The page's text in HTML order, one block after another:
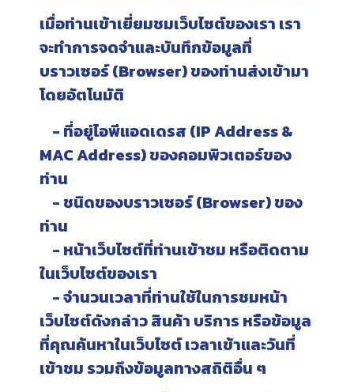
เมื่อท่านเข้าเยี่ยมชมเว็บไซต์ของเรา เรา
จะทำการจดจำและบันทึกข้อมูลที่
บราวเซอร์ (Browser) ของท่านส่งเข้ามา
โดยอัตโนมัติ
- ที่อยู่ไอพีแอดเดรส (IP Address &
MAC Address) ของคอมพิวเตอร์ของ
ท่าน
- ชนิดของบราวเซอร์ (Browser) ของ
ท่าน
- หน้าเว็บไซต์ที่ท่านเข้าชม หรือติดตาม
ในเว็บไซต์ของเรา
- จำนวนเวลาที่ท่านใช้ในการชมหน้า
เว็บไซต์ดังกล่าว สินค้า บริการ หรือข้อมูล
ที่คุณค้นหาในเว็บไซต์ เวลาเข้าและวันที่
เข้าชม รวมถึงข้อมูลทางสถิติอื่น ๆ